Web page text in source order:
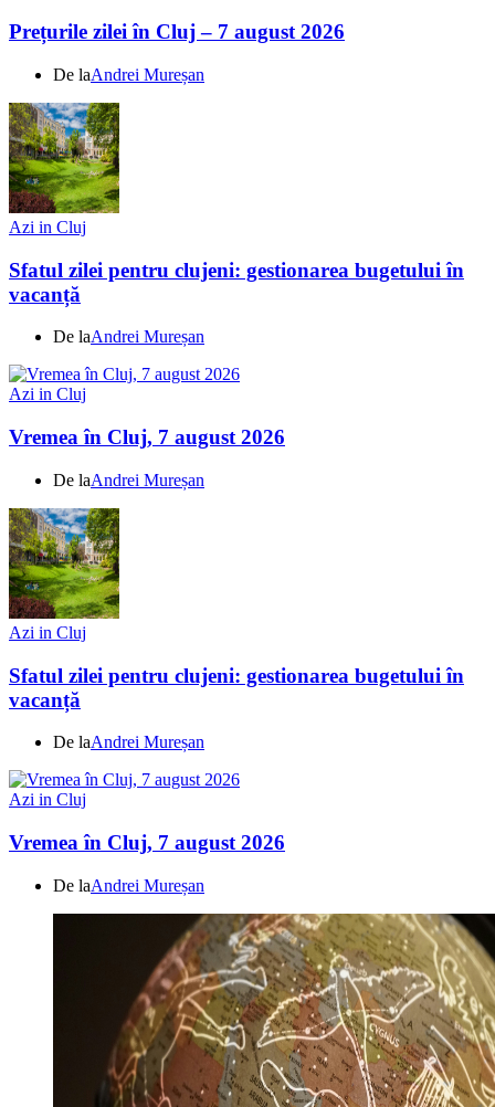
Prețurile zilei în Cluj – 7 august 2026
De laAndrei Mureșan
Azi in Cluj
Sfatul zilei pentru clujeni: gestionarea bugetului în
vacanță
De laAndrei Mureșan
Azi in Cluj
Vremea în Cluj, 7 august 2026
De laAndrei Mureșan
Azi in Cluj
Sfatul zilei pentru clujeni: gestionarea bugetului în
vacanță
De laAndrei Mureșan
Azi in Cluj
Vremea în Cluj, 7 august 2026
De laAndrei Mureșan